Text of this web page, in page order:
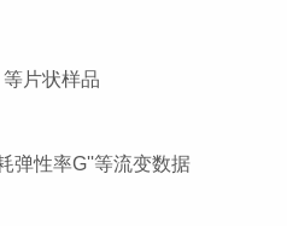
片状样品
弹性率G''等流变数据